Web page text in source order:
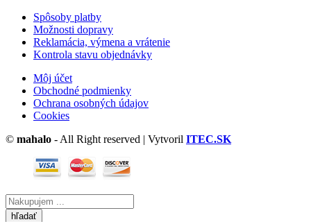
Spôsoby platby
Možnosti dopravy
Reklamácia, výmena a vrátenie
Kontrola stavu objednávky
Môj účet
Obchodné podmienky
Ochrana osobných údajov
Cookies
© mahalo - All Right reserved | Vytvoril ITEC.SK
Vyhľadávanie
tu